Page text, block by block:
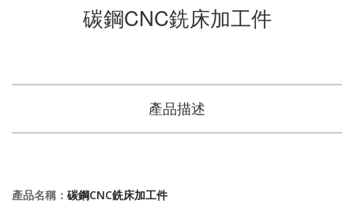
碳鋼CNC銑床加工件
產品描述
產品名稱： 碳鋼CNC銑床加工件